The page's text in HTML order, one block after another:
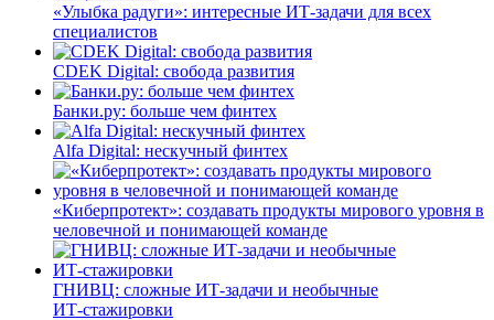
«Улыбка радуги»: интересные ИТ-задачи для всех
специалистов
CDEK Digital: свобода развития
Банки.ру: больше чем финтех
Alfa Digital: нескучный финтех
«Киберпротект»: создавать продукты мирового уровня в
человечной и понимающей команде
ГНИВЦ: сложные ИТ‑задачи и необычные
ИТ‑стажировки